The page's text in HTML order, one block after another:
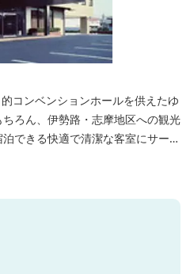
コンベンションホールを供えたゆ
ろん、伊勢路・志摩地区への観光
できる快適で清潔な客室にサービ
野のゴルフ場に至近。